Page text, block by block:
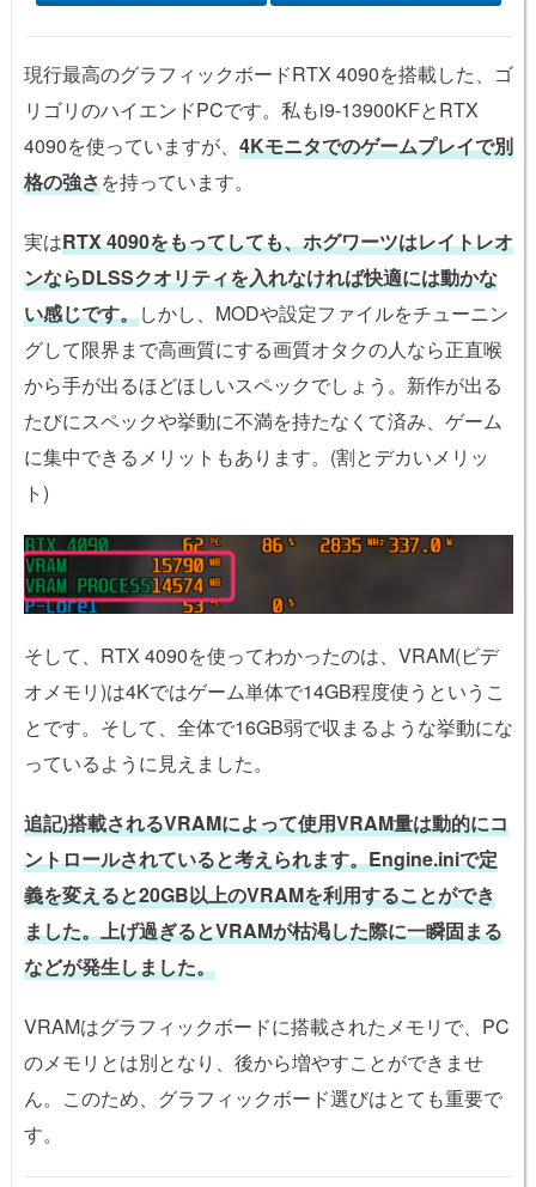
現行最高のグラフィックボードRTX 4090を搭載した、ゴ
リゴリのハイエンドPCです。私もi9-13900KFとRTX
4090を使っていますが、 4Kモニタでのゲームプレイで別
格の強さを持っています。
実はRTX 4090をもってしても、ホグワーツはレイトレオ
ンならDLSSクオリティを入れなければ快適には動かな
い感じです。しかし、MODや設定ファイルをチューニン
グして限界まで高画質にする画質オタクの人なら正直喉
から手が出るほどほしいスペックでしょう。新作が出る
たびにスペックや挙動に不満を持たなくて済み、ゲーム
に集中できるメリットもあります。(割とデカいメリッ
ト)
そして、RTX 4090を使ってわかったのは、VRAM(ビデ
オメモリ)は4Kではゲーム単体で14GB程度使うというこ
とです。そして、全体で16GB弱で収まるような挙動にな
っているように見えました。
追記)搭載されるVRAMによって使用VRAM量は動的にコ
ントロールされていると考えられます。Engine.iniで定
義を変えると20GB以上のVRAMを利用することができ
ました。上げ過ぎるとVRAMが枯渇した際に一瞬固まる
などが発生しました。
VRAMはグラフィックボードに搭載されたメモリで、PC
のメモリとは別となり、後から増やすことができませ
ん。このため、グラフィックボード選びはとても重要で
す。